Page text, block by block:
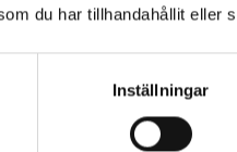
du har tillhandahållit eller
Inställningar
köpte också: